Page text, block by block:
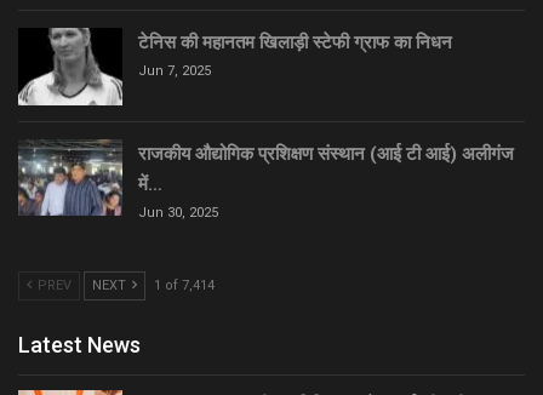
टेनिस की महानतम खिलाड़ी स्टेफी ग्राफ का निधन
Jun 7, 2025
राजकीय औद्योगिक प्रशिक्षण संस्थान (आई टी आई) अलीगंज
में…
Jun 30, 2025
PREV NEXT 1 of 7,414
Latest News